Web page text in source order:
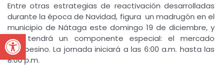
Open toolbar
Entre otras estrategias de reactivación desarrolladas
durante la época de Navidad, figura un madrugón en el
municipio de Nátaga este domingo 19 de diciembre, y
que tendrá un componente especial: el mercado
campesino. La jornada iniciará a las 6:00 a.m. hasta las
8:00 p.m.